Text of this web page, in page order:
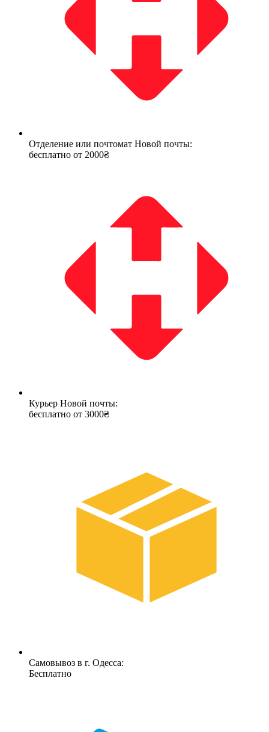
Отделение или почтомат Новой почты:
бесплатно от 2000₴
Курьер Новой почты:
бесплатно от 3000₴
Самовывоз в г. Одесса:
Бесплатно